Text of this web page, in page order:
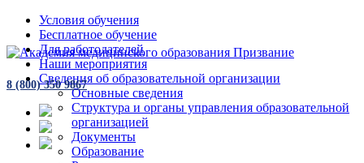
Условия обучения
Бесплатное обучение
Для работодателей
Наши мероприятия
Сведения об образовательной организации
Основные сведения
Структура и органы управления образовательной
организацией
Документы
Образование
8 (800) 350 9867